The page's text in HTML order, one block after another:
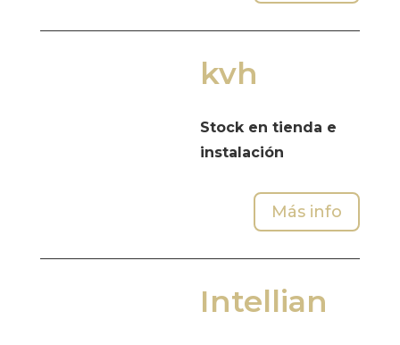
kvh
Stock en tienda e
instalación
Más info
Intellian